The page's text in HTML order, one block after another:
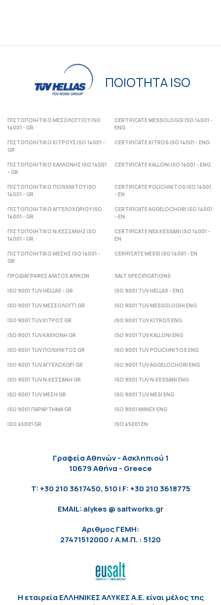
ΠΟΙΟΤΗΤΑ ISO
ΠΙΣΤΟΠΟΙΗΤΙΚΟ ΜΕΣΟΛΟΓΓΙΟΥ ISO
14001 - GR
CERTIFICATE MESSOLOGGI ISO 14001 -
ENG
ΠΙΣΤΟΠΟΙΗΤΙΚΟ ΚΙΤΡΟΥΣ ISO 14001 -
GR
CERTIFICATE KITROS ISO 14001 - ENG
ΠΙΣΤΟΠΟΙΗΤΙΚΟ ΚΑΛΛΟΝΗΣ ISO 14001
- GR
CERTIFICATE KALLONI ISO 14001 - ENG
ΠΙΣΤΟΠΟΙΗΤΙΚΟ ΠΟΛΙΧΝΙΤΟΥ ISO
14001 - GR
CERTIFICATE POLICHNITOS ISO 14001
- ΕΝ
ΠΙΣΤΟΠΟΙΗΤΙΚΟ ΑΓΓΕΛΟΧΩΡΙΟΥ ISO
14001 - GR
CERTIFICATE AGGELOCHORI ISO 14001
- ΕΝ
ΠΙΣΤΟΠΟΙΗΤΙΚΟ Ν.ΚΕΣΣΑΝΗΣ ISO
14001 - GR
CERTIFICATE NEA KESSANI ISO 14001 -
ΕΝ
ΠΙΣΤΟΠΟΙΗΤΙΚΟ ΜΕΣΗΣ ISO 14001 -
GR
CERIFICATE MESSI ISO 14001 - ΕΝ
ΠΡΟΔΙΑΓΡΑΦΕΣ ΑΛΑΤΟΣ ΑΛΥΚΩΝ SALT SPECIFICATIONS
ISO 9001 TUV HELLAS - GR ISO 9001 TUV HELLAS - ENG
ISO 9001 TUV ΜΕΣΣΟΛΟΓΓΙ GR ISO 9001 TUV MESSOLOGHI ENG
ISO 9001 TUV ΚΙΤΡΟΣ GR ISO 9001 TUV KITROS ENG
ISO 9001 TUV ΚΑΛΛΟΝΗ GR ISO 9001 TUV KALLONI ENG
ISO 9001 TUV ΠΟΛΙΧΝΙΤΟΣ GR ISO 9001 TUV POLICHNITOS ENG
ISO 9001 TUV ΑΓΓΕΛΟΧΩΡΙ GR ISO 9001 TUV AGGELOCHORI ENG
ISO 9001 TUV Ν.ΚΕΣΣΑΝΗ GR ISO 9001 TUV N.KESSANI ENG
ISO 9001 TUV ΜΕΣΗ GR ISO 9001 TUV MESI ENG
ISO 9001 ΠΑΡΑΡΤΗΜΑ GR ISO 9001 ANNEX ENG
ISO 45001 GR ISO 45001 EN
Γραφεία Αθηνών - Ασκληπιού 1
10679 Αθήνα - Greece
T: +30 210 3617450, 510 | F: +30 210 3618775
EMAIL: alykes @ saltworks.gr
Αριθμος ΓΕΜΗ:
27471512000 / Α.Μ.Π. : 5120
Η εταιρεία ΕΛΛΗΝΙΚΕΣ ΑΛΥΚΕΣ Α.Ε. είναι μέλος της